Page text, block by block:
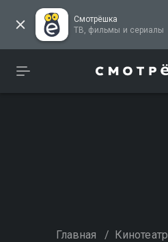
Смотрёшка
ТВ, фильмы и сериалы
Главная / Кинотеатр